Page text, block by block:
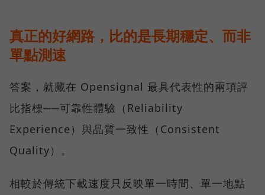
真正的好網路，比的是長期穩定、而非
單點測速
答案，就藏在 Opensignal 最具代表性的兩項評
比指標──可靠性體驗（Reliability
Experience）與品質一致性（Consistent
Quality）。
相較於傳統下載速度只反映單一時間、單一地點